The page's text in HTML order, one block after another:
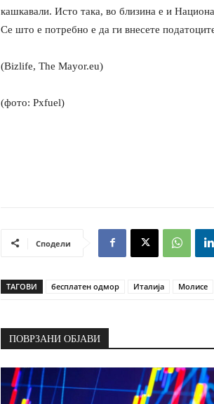
кашкавали. Исто така, во близина е и
Се што е потребно е да ги внесете
(Bizlife, The Mayor.eu)
(фото: Pxfuel)
Сподели
ТАГОВИ бесплатен одмор Италија Молисе
ПОВРЗАНИ ОБЈАВИ